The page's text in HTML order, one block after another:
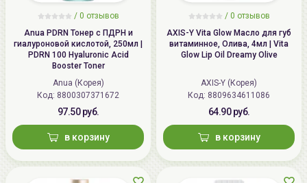
/ 0 отзывов
Anua PDRN Тонер с ПДРН и
гиалуроновой кислотой, 250мл |
PDRN 100 Hyaluronic Acid
Booster Toner
Anua (Корея)
Код: 8800307371672
97.50 руб.
в корзину
/ 0 отзывов
AXIS-Y Vita Glow Масло для губ
витаминное, Олива, 4мл | Vita
Glow Lip Oil Dreamy Olive
AXIS-Y (Корея)
Код: 8809634611086
64.90 руб.
в корзину